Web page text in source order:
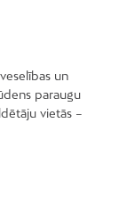
un
paraugu
vietās –